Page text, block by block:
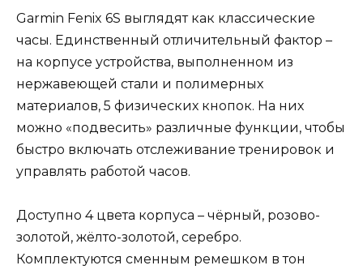
Garmin Fenix 6S выглядят как классические
часы. Единственный отличительный фактор –
на корпусе устройства, выполненном из
нержавеющей стали и полимерных
материалов, 5 физических кнопок. На них
можно «подвесить» различные функции, чтобы
быстро включать отслеживание тренировок и
управлять работой часов.
Доступно 4 цвета корпуса – чёрный, розово-
золотой, жёлто-золотой, серебро.
Комплектуются сменным ремешком в тон